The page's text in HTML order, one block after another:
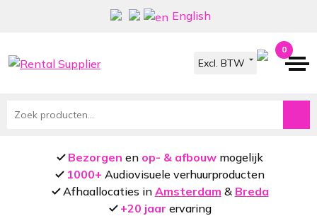
navigatie
inhoud
English
0
Zoeken
Bezorgen en op- & afbouw mogelijk
1000+ Audiovisuele verhuurproducten
Afhaallocaties in Amsterdam & Breda
+20 jaar ervaring